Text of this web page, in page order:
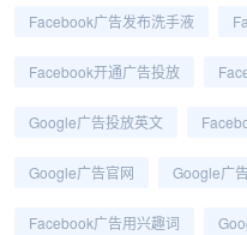
Facebook广告发布洗手液
Facebook开通广告投放
Google广告投放英文
Google广告官网 Google广
Facebook广告用兴趣词